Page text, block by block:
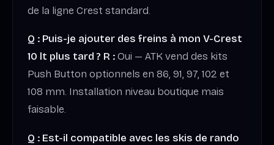
de la ligne Crest standard.
Q : Puis-je ajouter des freins à mon V-Crest
10 lt plus tard ? R :Oui — ATK vend des kits
Push Button optionnels en 86, 91, 97, 102 et
108 mm. Installation niveau boutique mais
faisable.
Q : Est-il compatible avec les skis de rando